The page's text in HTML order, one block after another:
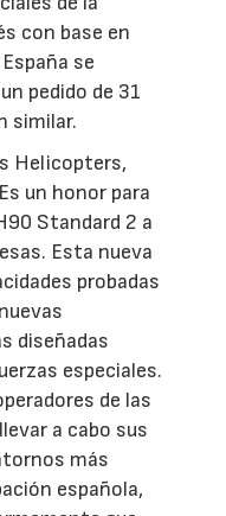
con base en
se
pedido de 31
similar.
Helicopters,
un honor para
Standard 2 a
Esta nueva
probadas
diseñadas
especiales.
de las
a cabo sus
más
española,